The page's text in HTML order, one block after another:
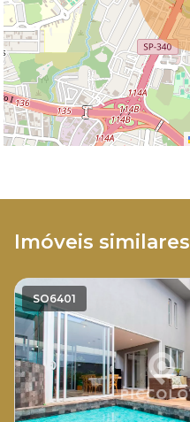
Imóveis similares
SO6401